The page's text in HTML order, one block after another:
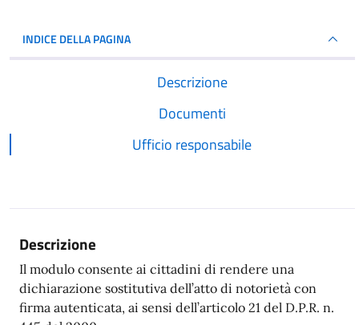
INDICE DELLA PAGINA
Descrizione
Documenti
Ufficio responsabile
Descrizione
Il modulo consente ai cittadini di rendere una
dichiarazione sostitutiva dell’atto di notorietà con
firma autenticata, ai sensi dell’articolo 21 del D.P.R. n.